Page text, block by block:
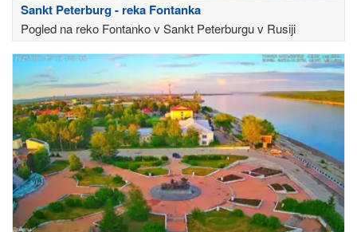
Sankt Peterburg - reka Fontanka
Pogled na reko Fontanko v Sankt Peterburgu v Rusiji